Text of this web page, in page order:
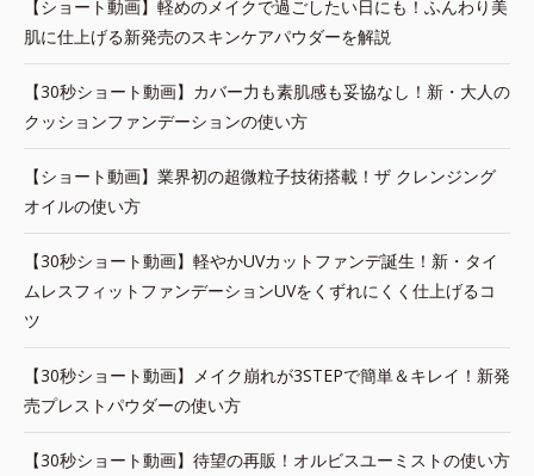
【ショート動画】軽めのメイクで過ごしたい日にも！ふんわり美
肌に仕上げる新発売のスキンケアパウダーを解説
【30秒ショート動画】カバー力も素肌感も妥協なし！新・大人の
クッションファンデーションの使い方
【ショート動画】業界初の超微粒子技術搭載！ザ クレンジング
オイルの使い方
【30秒ショート動画】軽やかUVカットファンデ誕生！新・タイ
ムレスフィットファンデーションUVをくずれにくく仕上げるコ
ツ
【30秒ショート動画】メイク崩れが3STEPで簡単＆キレイ！新発
売プレストパウダーの使い方
【30秒ショート動画】待望の再販！オルビスユーミストの使い方